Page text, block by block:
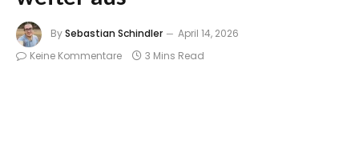
BySebastian Schindler
April 14, 2026
Keine Kommentare
3 Mins Read